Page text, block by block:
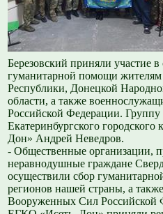
Березовский приняли участие в
гуманитарной помощи
Республики, Донецкой
области, а также
Российской Федерации. Группу
Екатеринбургского городского
Дон» Андрей Неведров.
- Общественные организации,
неравнодушные граждане
осуществили сбор
регионов нашей страны, а
Вооруженных Сил Российской